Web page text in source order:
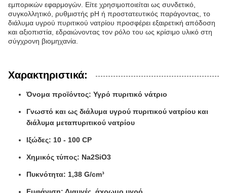
εμπορικών εφαρμογών. Είτε χρησιμοποιείται ως συνδετικό,
συγκολλητικό, ρυθμιστής pH ή προστατευτικός παράγοντας, το
διάλυμα υγρού πυριτικού νατρίου προσφέρει εξαιρετική απόδοση
και αξιοπιστία, εδραιώνοντας τον ρόλο του ως κρίσιμο υλικό στη
σύγχρονη βιομηχανία.
Χαρακτηριστικά:
Όνομα προϊόντος: Υγρό πυριτικό νάτριο
Γνωστό και ως διάλυμα υγρού πυριτικού νατρίου και
διάλυμα μεταπυριτικού νατρίου
Ιξώδες: 10 - 100 CP
Χημικός τύπος: Na2SiO3
Πυκνότητα: 1,38 G/cm³